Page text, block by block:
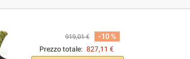
919,01 €
-10 %
Prezzo totale: 827,11 €